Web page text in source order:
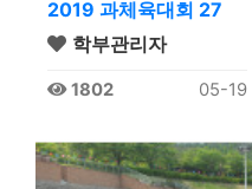
2019 과체육대회 27
학부관리자
1802 05-19